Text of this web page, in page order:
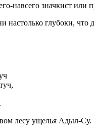
навсего значкист
настолько глубоки, что
лесу ущелья Адыл-Су.